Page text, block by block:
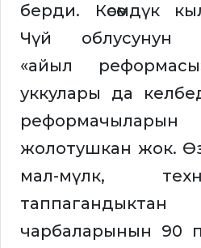
берди. Көсөмдүк
Чүй облусунун
«айыл
уккулары да
жолотушкан жок.
мал-мүлк,
чарбаларынын 90